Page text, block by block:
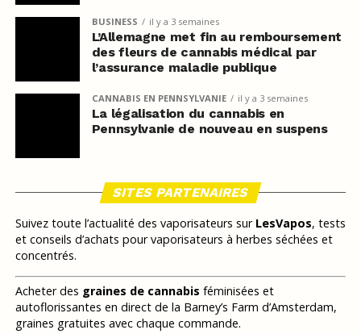
BUSINESS il y a 3 semaines
L’Allemagne met fin au remboursement
des fleurs de cannabis médical par
l’assurance maladie publique
CANNABIS EN PENNSYLVANIE il y a 3 semaines
La légalisation du cannabis en
Pennsylvanie de nouveau en suspens
SITES PARTENAIRES
Suivez toute l’actualité des vaporisateurs sur LesVapos, tests
et conseils d’achats pour vaporisateurs à herbes séchées et
concentrés.
Acheter des graines de cannabis féminisées et
autoflorissantes en direct de la Barney’s Farm d’Amsterdam,
graines gratuites avec chaque commande.